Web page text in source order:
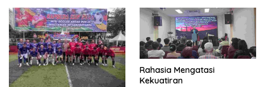
Rahasia Mengatasi
Kekuatiran